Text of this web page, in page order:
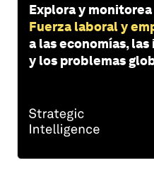
Explora y
Fuerza laboral y
a las economías,
y los problemas